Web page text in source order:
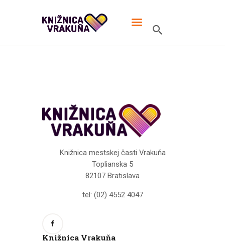
MIESTNA KNIŽNICA VRAKUŇA
V knižnici TO žije!
MIESTNA KNIŽNICA
KONTAKT
Knižnica mestskej časti Vrakuňa
Toplianska 5
82107 Bratislava
tel: (02) 4552 4047
Knižnica Vrakuňa